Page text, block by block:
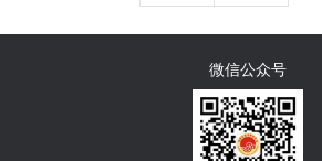
微信公众号